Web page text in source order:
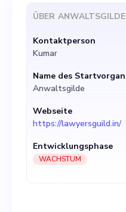
fördert. Wir
wie
Anwälten im
oder
digitalen
sich
gemeinsam
ÜBER ANWALTSGILDE
Kontaktperson
Kumar
Name des
Anwaltsgilde
Webseite
https://lawyersguild.in/
Entwicklungsphase
WACHSTUM